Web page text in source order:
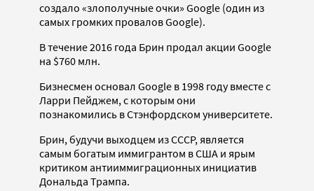
создало «злополучные очки» Google (один из
самых громких провалов Google).
В течение 2016 года Брин продал акции Google
на $760 млн.
Бизнесмен основал Google в 1998 году вместе с
Ларри Пейджем, с которым они
познакомились в Стэнфордском университете.
Брин, будучи выходцем из СССР, является
самым богатым иммигрантом в США и ярым
критиком антииммиграционных инициатив
Дональда Трампа.